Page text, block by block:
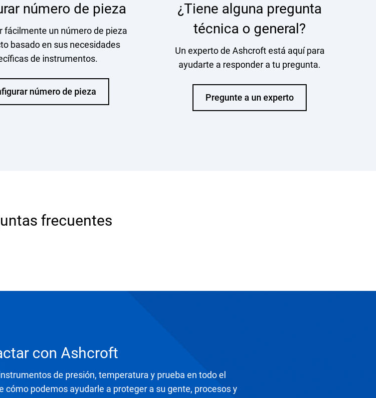
número de pieza
fácilmente un número de pieza
basado en sus necesidades
de instrumentos.
número de pieza
¿Tiene alguna pregunta
técnica o general?
Un experto de Ashcroft está aquí para
ayudarte a responder a tu pregunta.
Pregunte a un experto
frecuentes
con Ashcroft
de presión, temperatura y prueba en todo el
cómo podemos ayudarle a proteger a su gente, procesos y